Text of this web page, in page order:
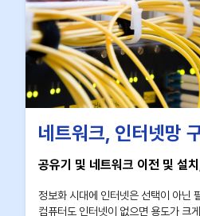
네트워크, 인터넷망
공유기 및 네트워크 이전 및 설
정보화 시대에 인터넷은 선택이 아닌
컴퓨터도 인터넷이 없으면 용도가 크